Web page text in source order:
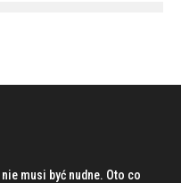
musi być nudne. Oto co